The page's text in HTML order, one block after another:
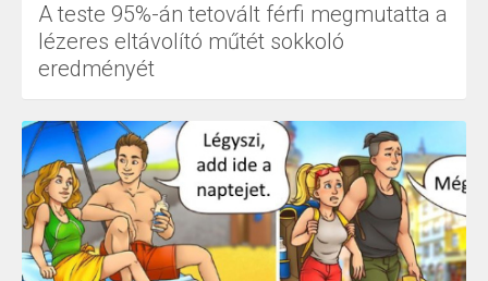
A teste 95%-án tetovált férfi megmutatta a
lézeres eltávolító műtét sokkoló
eredményét